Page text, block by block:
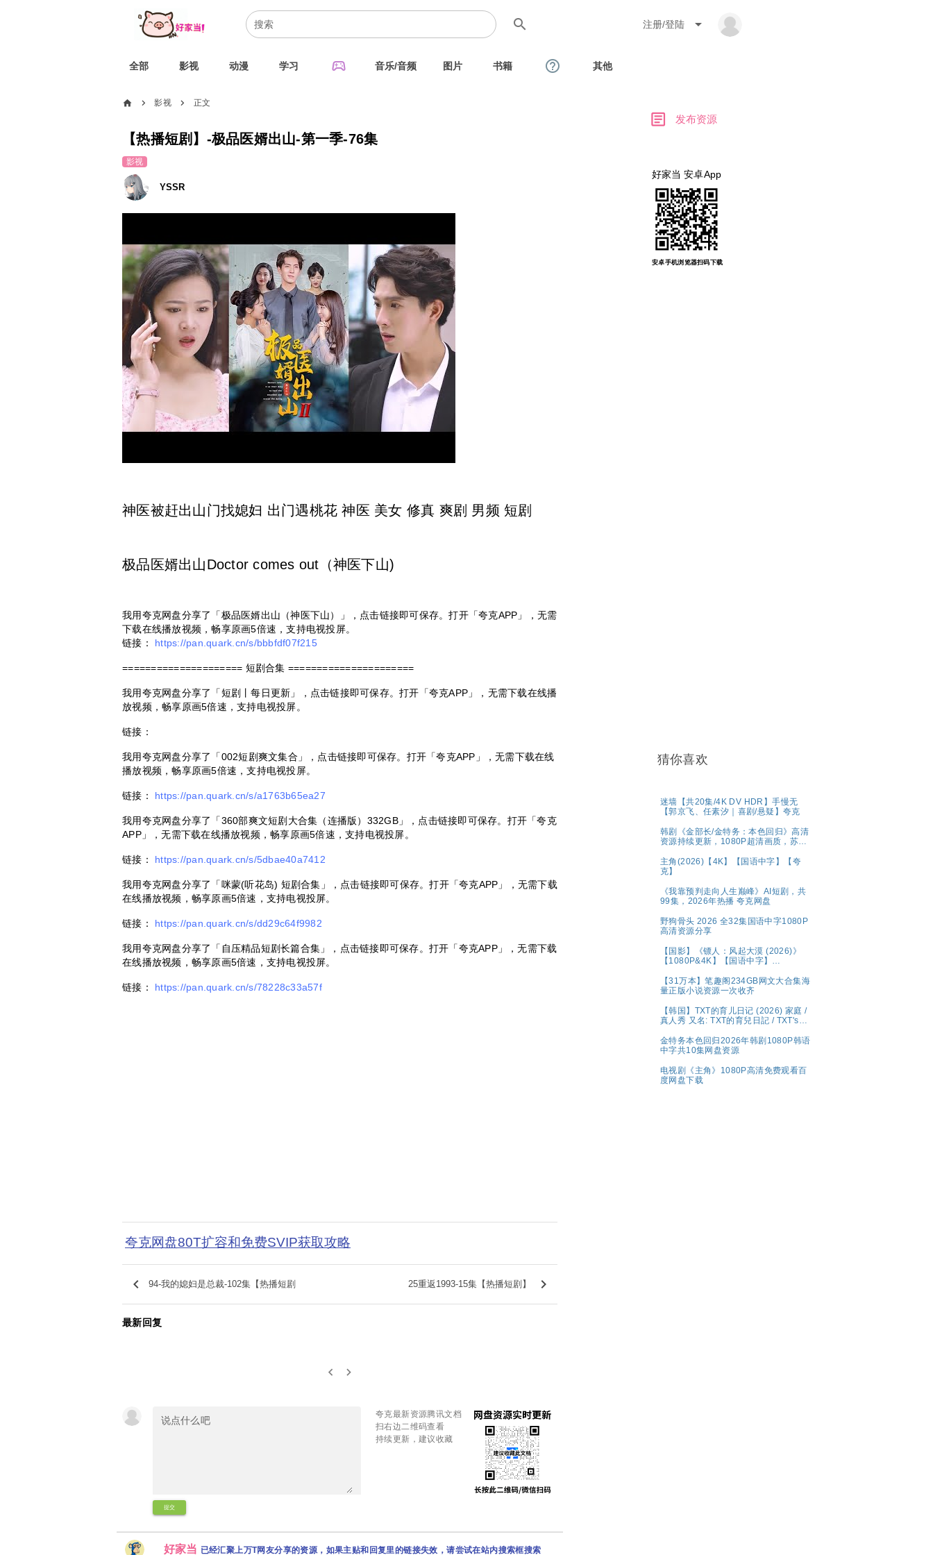
search 注册/登陆 arrow_drop_down
全部 影视 动漫 学习 sports_esports 音乐/音频 图片 书籍 help_outline 其他
home chevron_right 影视 chevron_right 正文
【热播短剧】-极品医婿出山-第一季-76集
影视
YSSR
神医被赶出山门找媳妇 出门遇桃花 神医 美女 修真 爽剧 男频 短剧
极品医婿出山Doctor comes out（神医下山)
我用夸克网盘分享了「极品医婿出山（神医下山）」，点击链接即可保存。打开「夸克APP」，无需
下载在线播放视频，畅享原画5倍速，支持电视投屏。
链接： https://pan.quark.cn/s/bbbfdf07f215
===================== 短剧合集 ======================
我用夸克网盘分享了「短剧丨每日更新」，点击链接即可保存。打开「夸克APP」，无需下载在线播
放视频，畅享原画5倍速，支持电视投屏。
链接：
我用夸克网盘分享了「002短剧爽文集合」，点击链接即可保存。打开「夸克APP」，无需下载在线
播放视频，畅享原画5倍速，支持电视投屏。
链接： https://pan.quark.cn/s/a1763b65ea27
我用夸克网盘分享了「360部爽文短剧大合集（连播版）332GB」，点击链接即可保存。打开「夸克
APP」，无需下载在线播放视频，畅享原画5倍速，支持电视投屏。
链接： https://pan.quark.cn/s/5dbae40a7412
我用夸克网盘分享了「咪蒙(听花岛) 短剧合集」，点击链接即可保存。打开「夸克APP」，无需下载
在线播放视频，畅享原画5倍速，支持电视投屏。
链接： https://pan.quark.cn/s/dd29c64f9982
我用夸克网盘分享了「自压精品短剧长篇合集」，点击链接即可保存。打开「夸克APP」，无需下载
在线播放视频，畅享原画5倍速，支持电视投屏。
链接： https://pan.quark.cn/s/78228c33a57f
夸克网盘80T扩容和免费SVIP获取攻略
keyboard_arrow_left 94-我的媳妇是总裁-102集【热播短剧 25重返1993-15集【热播短剧】 keyboard_arrow_right
最新回复
keyboard_arrow_left keyboard_arrow_right
提交
夸克最新资源腾讯文档
扫右边二维码查看
持续更新，建议收藏
好家当 已经汇聚上万T网友分享的资源，如果主贴和回复里的链接失效，请尝试在站内搜索框搜索
article 发布资源
好家当 安卓App
安卓手机浏览器扫码下载
猜你喜欢
迷墙【共20集/4K DV HDR】手慢无
【郭京飞、任素汐｜喜剧/悬疑】夸克
韩剧《金部长/金特务：本色回归》高清
资源持续更新，1080P超清画质，苏志
分享
主角(2026)【4K】【国语中字】【夸
克】
《我靠预判走向人生巅峰》AI短剧，共
99集，2026年热播 夸克网盘
野狗骨头 2026 全32集国语中字1080P
高清资源分享
【国影】《镖人：风起大漠 (2026)》
【1080P&4K】【国语中字】
【31万本】笔趣阁234GB网文大合集海
量正版小说资源一次收齐
【韩国】TXT的育儿日记 (2026) 家庭 /
真人秀 又名: TXT的育兒日記 / TXT's
브）将于 5 月 1 日（周五）独家公开宣
布传奇综艺回归的《TXT的育儿日记》
金特务本色回归2026年韩剧1080P韩语
中字共10集网盘资源
电视剧《主角》1080P高清免费观看百
度网盘下载